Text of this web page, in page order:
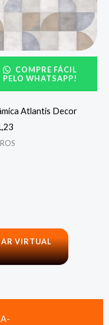
COMPRE FÁCIL
PELO WHATSAPP!
Atlantis Decor
VIRTUAL